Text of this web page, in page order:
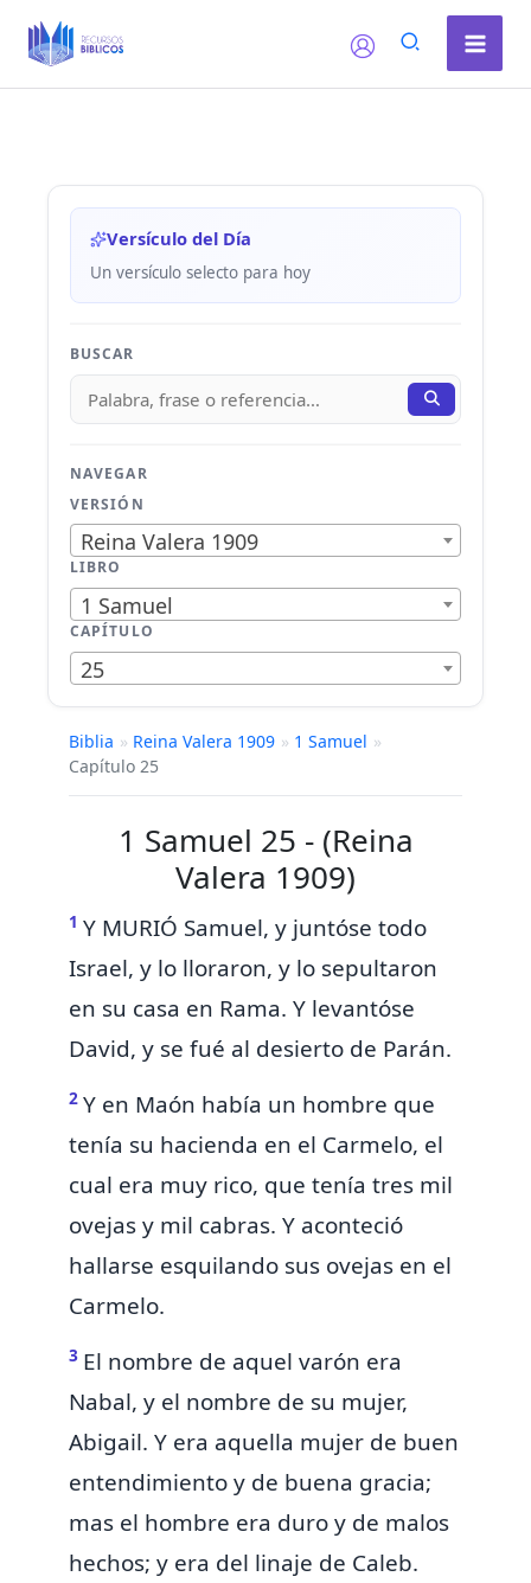
Versículo del Día
Un versículo selecto para hoy
BUSCAR
NAVEGAR
VERSIÓN
Reina Valera 1909
LIBRO
1 Samuel
CAPÍTULO
25
Biblia » Reina Valera 1909 » 1 Samuel »
Capítulo 25
1 Samuel 25 - (Reina
Valera 1909)
1 Y MURIÓ Samuel, y juntóse todo
Israel, y lo lloraron, y lo sepultaron
en su casa en Rama. Y levantóse
David, y se fué al desierto de Parán.
2 Y en Maón había un hombre que
tenía su hacienda en el Carmelo, el
cual era muy rico, que tenía tres mil
ovejas y mil cabras. Y aconteció
hallarse esquilando sus ovejas en el
Carmelo.
3 El nombre de aquel varón era
Nabal, y el nombre de su mujer,
Abigail. Y era aquella mujer de buen
entendimiento y de buena gracia;
mas el hombre era duro y de malos
hechos; y era del linaje de Caleb.